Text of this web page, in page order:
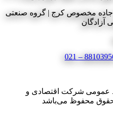
تهران | کیلومتر 10 جاده مخصوص کرج | گروه صنعتی
آزادگان
عمومی شرکت اقتصادی و